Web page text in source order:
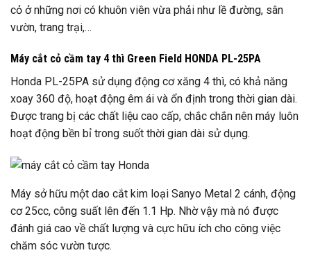
cỏ ở những nơi có khuôn viên vừa phải như lề đường, sân
vườn, trang trại,…
Máy cắt cỏ cầm tay 4 thì Green Field HONDA PL-25PA
Honda PL-25PA sử dụng động cơ xăng 4 thì, có khả năng
xoay 360 độ, hoạt động êm ái và ổn định trong thời gian dài.
Được trang bị các chất liệu cao cấp, chắc chắn nên máy luôn
hoạt động bền bỉ trong suốt thời gian dài sử dụng.
Máy sở hữu một dao cắt kim loại Sanyo Metal 2 cánh, động
cơ 25cc, công suất lên đến 1.1 Hp. Nhờ vậy mà nó được
đánh giá cao về chất lượng và cực hữu ích cho công việc
chăm sóc vườn tược.